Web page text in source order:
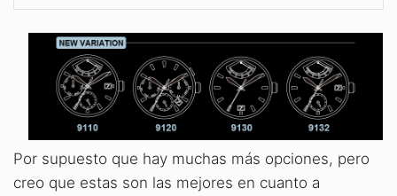
Por supuesto que hay muchas más opciones, pero
creo que estas son las mejores en cuanto a